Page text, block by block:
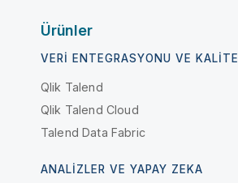
Ürünler
VERI ENTEGRASYONU VE KALITE
Qlik Talend
Qlik Talend Cloud
Talend Data Fabric
ANALIZLER VE YAPAY ZEKA